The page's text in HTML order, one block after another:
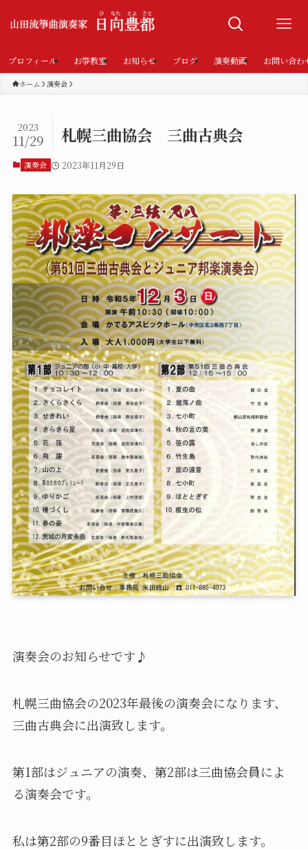
プロフィール お箏教室 お知らせ ブログ 演奏動画 お問い合わ
ホーム 演奏会
札幌三曲協会 三曲古典会
2023
11/29
演奏会 2023年11月29日
演奏会のお知らせです♪
札幌三曲協会の2023年最後の演奏会になります、
三曲古典会に出演致します。
第1部はジュニアの演奏、第2部は三曲協会員によ
る演奏会です。
私は第2部の9番目ほととぎすに出演致します。